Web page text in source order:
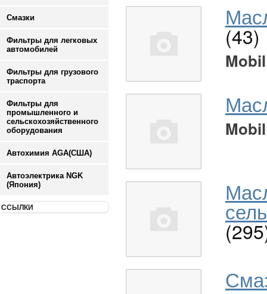
Смазки
Фильтры для легковых
автомобилей
Фильтры для грузового
траспорта
Фильтры для
промышленного и
сельскохозяйственного
оборудования
Автохимия AGA(США)
Автоэлектрика NGK
(Япония)
ССЫЛКИ
(43)
Mobil
Mobil